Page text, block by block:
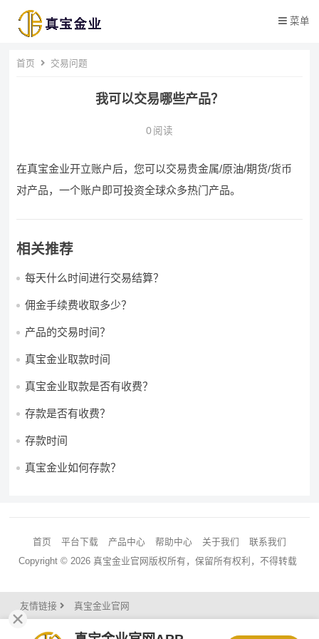
菜单
首页 交易问题
我可以交易哪些产品？
0 阅读
在真宝金业开立账户后，您可以交易贵金属/原油/期货/货币
对产品，一个账户即可投资全球众多热门产品。
相关推荐
每天什么时间进行交易结算？
佣金手续费收取多少？
产品的交易时间？
真宝金业取款时间
真宝金业取款是否有收费？
存款是否有收费？
存款时间
真宝金业如何存款？
首页 平台下载 产品中心 帮助中心 关于我们
联系我们
Copyright © 2026 真宝金业官网版权所有，保留所有权利，不得转载
友情链接 真宝金业官网